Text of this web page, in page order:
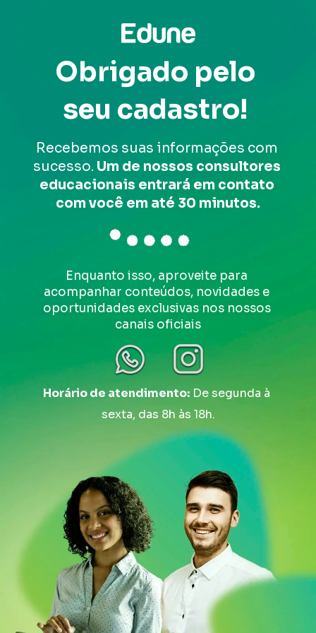
Obrigado pelo
seu cadastro!
Recebemos suas informações com
sucesso. Um de nossos consultores
educacionais entrará em contato
com você em até 30 minutos.
Enquanto isso, aproveite para
acompanhar conteúdos, novidades e
oportunidades exclusivas nos nossos
canais oficiais
Horário de atendimento: De segunda à
sexta, das 8h às 18h.